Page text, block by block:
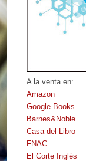
A la venta en:
Amazon
Google Books
Barnes&Noble
Casa del Libro
FNAC
El Corte Inglés